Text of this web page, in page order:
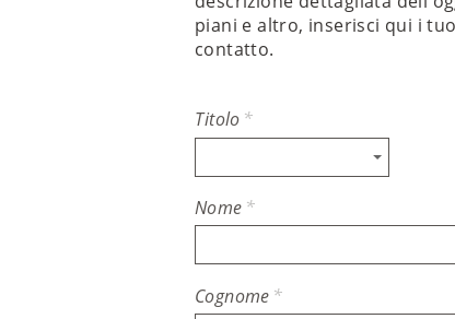
piani e altro, inserisci qui i
contatto.
Titolo *
Nome *
Cognome *